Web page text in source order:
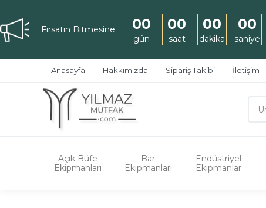
Fırsatın Bitmesine 00
gün
00
saat
00
dakika
00
saniye
Anasayfa Hakkımızda Sipariş Takibi İletişim
Açık Büfe
Ekipmanları
Bar
Ekipmanları
Endüstriyel
Ekipmanlar